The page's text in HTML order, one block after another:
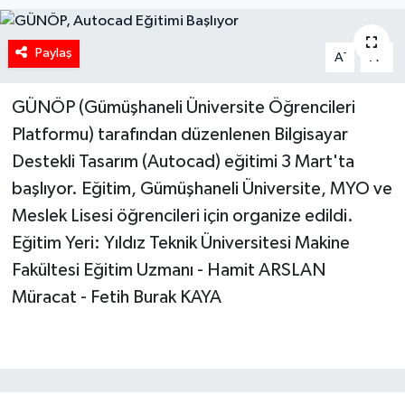
Paylaş A- A
GÜNÖP (Gümüşhaneli Üniversite Öğrencileri
Platformu) tarafından düzenlenen Bilgisayar
Destekli Tasarım (Autocad) eğitimi 3 Mart'ta
başlıyor. Eğitim, Gümüşhaneli Üniversite, MYO ve
Meslek Lisesi öğrencileri için organize edildi.
Eğitim Yeri: Yıldız Teknik Üniversitesi Makine
Fakültesi Eğitim Uzmanı - Hamit ARSLAN
Müracat - Fetih Burak KAYA